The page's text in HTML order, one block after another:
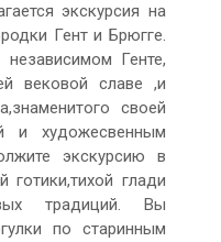
экскурсия на
Гент и Брюгге.
Генте,
вековой славе ,и
своей
и художесвенным
экскурсию в
готики,тихой глади
традиций. Вы
по старинным